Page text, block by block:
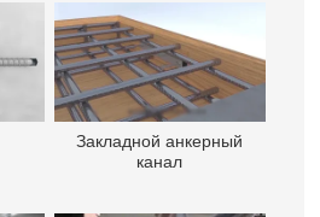
Закладной анкерный
канал